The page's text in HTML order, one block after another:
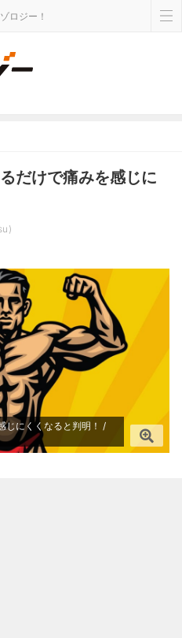
ロジー！
だけで痛みを感じに
じにくくなると判明！ /